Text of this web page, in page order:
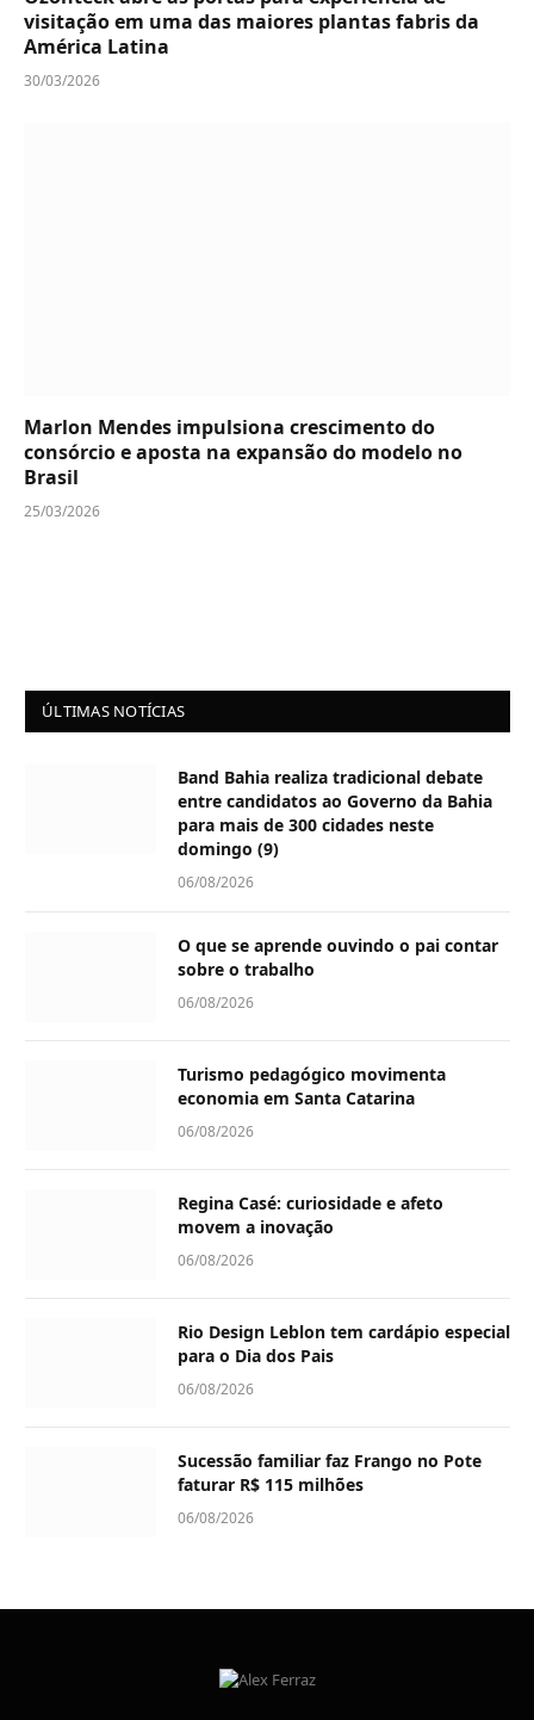
visitação em uma das maiores plantas fabris da
América Latina
30/03/2026
Marlon Mendes impulsiona crescimento do
consórcio e aposta na expansão do modelo no
Brasil
25/03/2026
ÚLTIMAS NOTÍCIAS
Band Bahia realiza tradicional debate
entre candidatos ao Governo da Bahia
para mais de 300 cidades neste
domingo (9)
06/08/2026
O que se aprende ouvindo o pai contar
sobre o trabalho
06/08/2026
Turismo pedagógico movimenta
economia em Santa Catarina
06/08/2026
Regina Casé: curiosidade e afeto
movem a inovação
06/08/2026
Rio Design Leblon tem cardápio especial
para o Dia dos Pais
06/08/2026
Sucessão familiar faz Frango no Pote
faturar R$ 115 milhões
06/08/2026